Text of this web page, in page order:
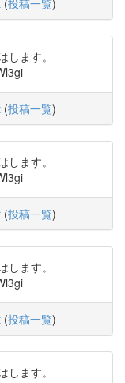
(投稿一覧)
ます。
(投稿一覧)
ます。
(投稿一覧)
ます。
(投稿一覧)
ます。